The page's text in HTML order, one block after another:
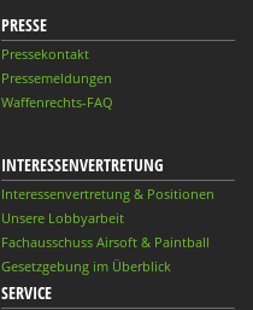
PRESSE
Pressekontakt
Pressemeldungen
Waffenrechts-FAQ
INTERESSENVERTRETUNG
Interessenvertretung & Positionen
Unsere Lobbyarbeit
Fachausschuss Airsoft & Paintball
Gesetzgebung im Überblick
SERVICE